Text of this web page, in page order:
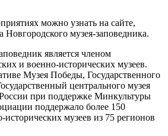
можно узнать на сайте,
Новгородского музея-заповедника.
является членом
и военно-исторических музеев.
Музея Победы, Государственного
центрального музея
при поддержке Минкультуры
поддержало более 150
музеев из 75 регионов